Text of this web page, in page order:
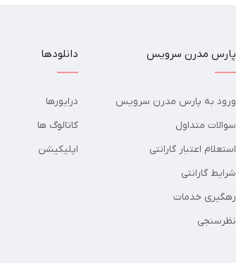
پارس مدرن سرویس
ورود به پارس مدرن سرویس
سوالات متداول
استعلام اعتبار گارانتی
شرایط گارانتی
رهگیری خدمات
نظرسنجی
دانلودها
درایورها
کاتالوگ ها
اپلیکیشن